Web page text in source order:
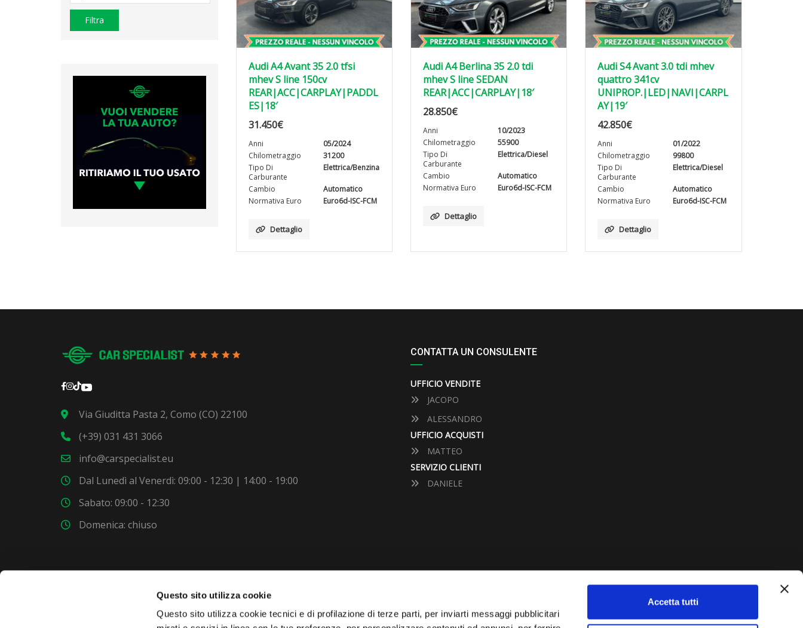
Questo sito utilizza cookie
Questo sito utilizza cookie tecnici e di profilazione di terze parti, per inviarti messaggi pubblicitari
Accetta tutti
Filtra
Audi A4 Avant 35 2.0 tfsi
mhev S line 150cv
REAR|ACC|CARPLAY|PADDL
ES|18′
31.450€
Anni
05/2024
Chilometraggio
31200
Tipo Di
Carburante
Elettrica/Benzina
Cambio
Automatico
Normativa Euro
Euro6d-ISC-FCM
Dettaglio
Audi A4 Berlina 35 2.0 tdi
mhev S line SEDAN
REAR|ACC|CARPLAY|18′
28.850€
Anni
10/2023
Chilometraggio
55900
Tipo Di
Carburante
Elettrica/Diesel
Cambio
Automatico
Normativa Euro
Euro6d-ISC-FCM
Dettaglio
Audi S4 Avant 3.0 tdi mhev
quattro 341cv
UNIPROP.|LED|NAVI|CARPL
AY|19′
42.850€
Anni
01/2022
Chilometraggio
99800
Tipo Di
Carburante
Elettrica/Diesel
Cambio
Automatico
Normativa Euro
Euro6d-ISC-FCM
Dettaglio
Via Giuditta Pasta 2, Como (CO) 22100
(+39) 031 431 3066
info@carspecialist.eu
Dal Lunedì al Venerdì: 09:00 - 12:30 | 14:00 - 19:00
Sabato: 09:00 - 12:30
Domenica: chiuso
CONTATTA UN CONSULENTE
UFFICIO VENDITE
JACOPO
ALESSANDRO
UFFICIO ACQUISTI
MATTEO
SERVIZIO CLIENTI
DANIELE
VUOI COMPRARE UNA NUOVA AUTO? VUOI VENDERE LA TUA AUTO?